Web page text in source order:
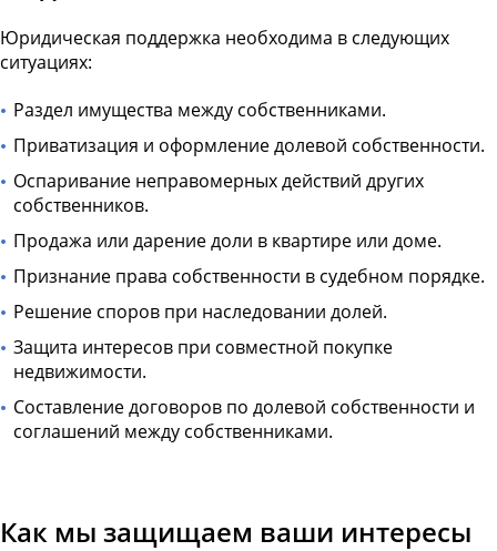
Юридическая поддержка необходима в следующих
ситуациях:
Раздел имущества между собственниками.
Приватизация и оформление долевой собственности.
Оспаривание неправомерных действий других
собственников.
Продажа или дарение доли в квартире или доме.
Признание права собственности в судебном порядке.
Решение споров при наследовании долей.
Защита интересов при совместной покупке
недвижимости.
Составление договоров по долевой собственности и
соглашений между собственниками.
Как мы защищаем ваши интересы